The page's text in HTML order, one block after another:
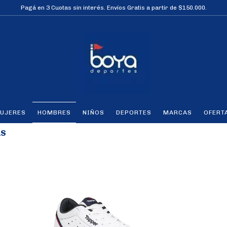
Pagá en 3 Cuotas sin interés. Envíos Gratis a partir de $150.000.
HOMBRES NIÑOS DEPORTES MARCAS